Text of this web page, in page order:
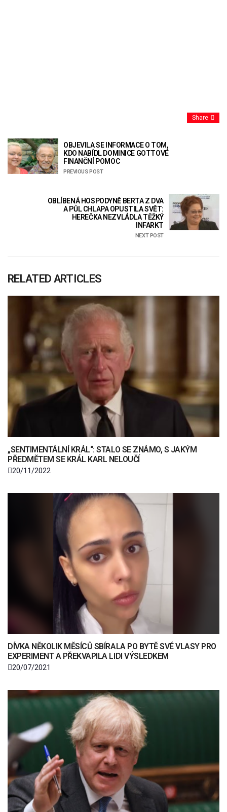
Share
OBJEVILA SE INFORMACE O TOM,
KDO NABÍDL DOMINICE GOTTOVÉ
FINANČNÍ POMOC
PREVIOUS POST
OBLÍBENÁ HOSPODYNĚ BERTA Z DVA
A PŮL CHLAPA OPUSTILA SVĚT:
HEREČKA NEZVLÁDLA TĚŽKÝ
INFARKT
NEXT POST
RELATED ARTICLES
„SENTIMENTÁLNÍ KRÁL“: STALO SE ZNÁMO, S JAKÝM
PŘEDMĚTEM SE KRÁL KARL NELOUČÍ
20/11/2022
DÍVKA NĚKOLIK MĚSÍCŮ SBÍRALA PO BYTĚ SVÉ VLASY PRO
EXPERIMENT A PŘEKVAPILA LIDI VÝSLEDKEM
20/07/2021